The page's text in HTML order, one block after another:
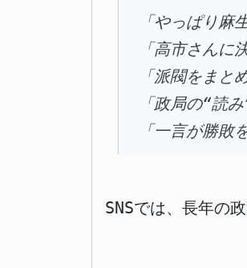
「やっぱり麻
「高市さんに
「派閥をまと
「政局の“読
「一言が勝敗
SNSでは、長年の